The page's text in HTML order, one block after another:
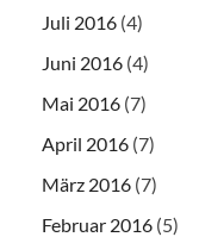
Juli 2016 (4)
Juni 2016 (4)
Mai 2016 (7)
April 2016 (7)
März 2016 (7)
Februar 2016 (5)